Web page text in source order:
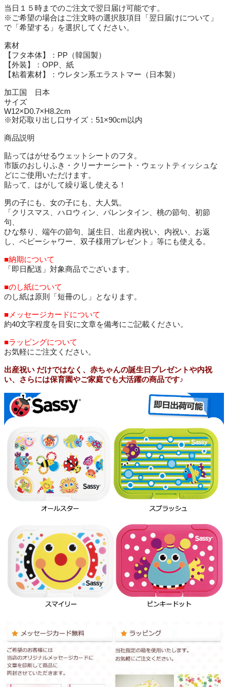
当日１５時までのご注文で翌日届け可能です。
※ご希望の場合はご注文時の選択肢項目「翌日届けについて」
で「希望する」を選択してください。
素材
【フタ本体】：PP（韓国製）
【外装】：OPP、紙
【粘着素材】：ウレタン系エラストマー（日本製）
加工国 日本
サイズ
W12×D0.7×H8.2cm
※対応取り出し口サイズ：51×90cm以内
商品説明
貼ってはがせるウェットシートのフタ。
市販のおしりふき・クリーナーシート・ウェットティッシュな
どにご使用いただけます。
貼って、はがして繰り返し使える！
男の子にも、女の子にも、大人気。
「クリスマス、ハロウィン、バレンタイン、桃の節句、初節
句、
ひな祭り、端午の節句、誕生日、出産内祝い、内祝い、お返
し、ベビーシャワー、双子様用プレゼント」等にも使える。
■納期について
「即日配送」対象商品でございます。
■のし紙について
のし紙は原則「短冊のし」となります。
■メッセージカードについて
約40文字程度を目安に文章を備考にご記載ください。
■ラッピングについて
お気軽にご注文ください。
出産祝い だけではなく、赤ちゃんの誕生日プレゼントや内祝
い、さらには保育園やご家庭でも大活躍の商品です♪